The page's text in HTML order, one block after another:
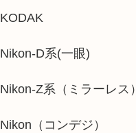
KODAK
Nikon-D系(一眼)
Nikon-Z系（ミラーレス）
Nikon（コンデジ）